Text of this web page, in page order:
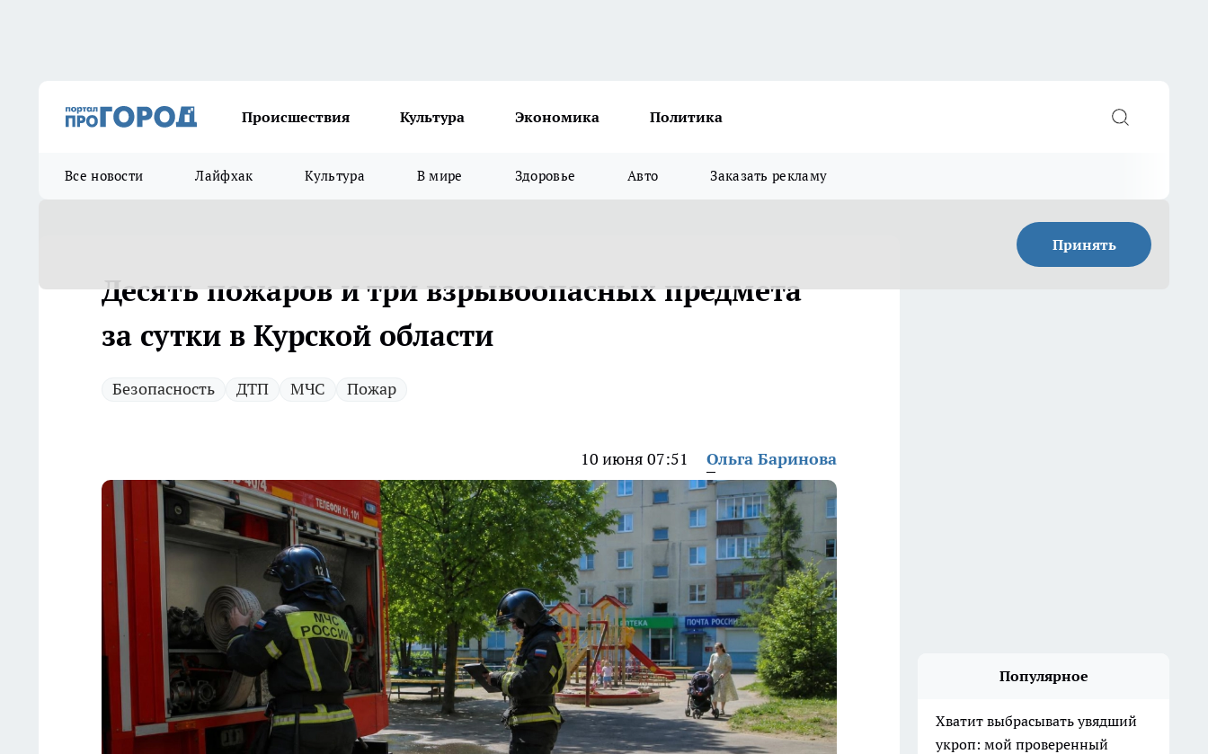
Происшествия Культура Экономика Политика
Все новости Лайфхак Культура В мире Здоровье Авто Заказать рекламу
Принять
Десять пожаров и три взрывоопасных предмета
за сутки в Курской области
Безопасность ДТП МЧС Пожар
10 июня 07:51 Ольга Баринова
Популярное
Хватит выбрасывать увядший
укроп: мой проверенный